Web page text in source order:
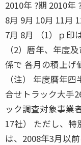
2010年 ?期 2010年
8月 9月 10月 11月
7月 8月 （1）ｐ印
（2）暦年、年度
係で 各月の積上げ
（注） 年度暦年
合せトラック大手
ック調査対象事業
17社） ただし、
は、2008年3月以